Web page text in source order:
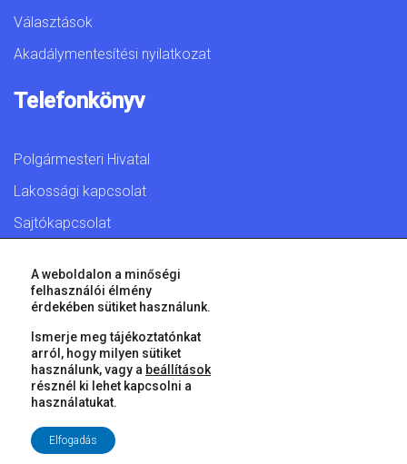
Választások
Akadálymentesítési nyilatkozat
Telefonkönyv
Polgármesteri Hivatal
Lakossági kapcsolat
Sajtókapcsolat
© 2026 Győr Megyei Jogú Város • Minden jog fenntartva!
A weboldalon a minőségi
felhasználói élmény
érdekében sütiket használunk.
Ismerje meg tájékoztatónkat
arról, hogy milyen sütiket
használunk, vagy a beállítások
résznél ki lehet kapcsolni a
használatukat.
Elfogadás